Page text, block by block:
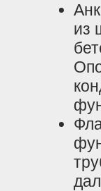
из